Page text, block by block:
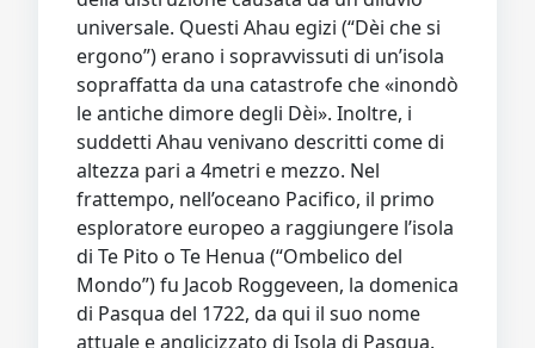
universale. Questi Ahau egizi (“Dèi che si
ergono”) erano i sopravvissuti di un’isola
sopraffatta da una catastrofe che «inondò
le antiche dimore degli Dèi». Inoltre, i
suddetti Ahau venivano descritti come di
altezza pari a 4metri e mezzo. Nel
frattempo, nell’oceano Pacifico, il primo
esploratore europeo a raggiungere l’isola
di Te Pito o Te Henua (“Ombelico del
Mondo”) fu Jacob Roggeveen, la domenica
di Pasqua del 1722, da qui il suo nome
attuale e anglicizzato di Isola di Pasqua.